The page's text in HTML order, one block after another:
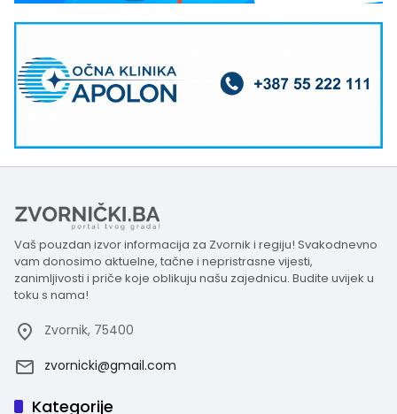
Vaš pouzdan izvor informacija za Zvornik i regiju! Svakodnevno
vam donosimo aktuelne, tačne i nepristrasne vijesti,
zanimljivosti i priče koje oblikuju našu zajednicu. Budite uvijek u
toku s nama!
Zvornik, 75400
zvornicki@gmail.com
Kategorije